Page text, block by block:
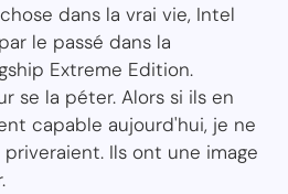
dans la vrai vie, Intel
le passé dans la
Extreme Edition.
se la péter. Alors si ils en
capable aujourd'hui, je ne
Ils ont une image